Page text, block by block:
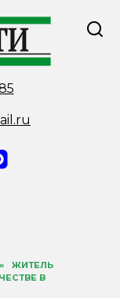
»
ЖИТЕЛЬ
В